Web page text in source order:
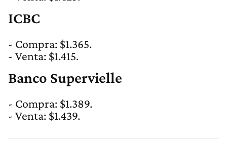
ICBC
- Compra: $1.365.
- Venta: $1.415.
Banco Supervielle
- Compra: $1.389.
- Venta: $1.439.